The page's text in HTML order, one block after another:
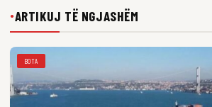
●ARTIKUJ TË NGJASHËM
BOTA